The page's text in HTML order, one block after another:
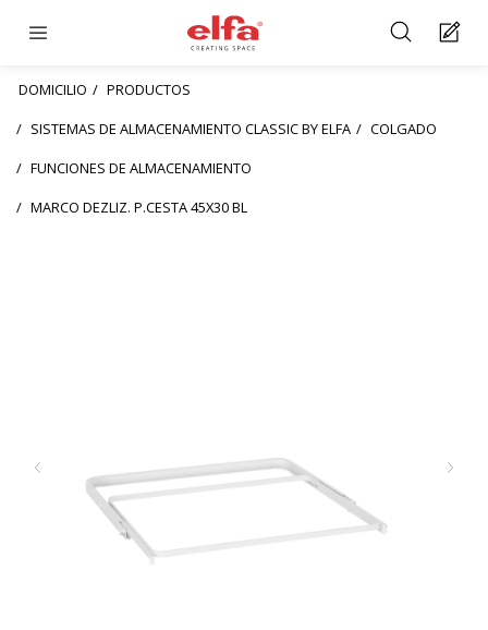
DOMICILIO
PRODUCTOS
SISTEMAS DE ALMACENAMIENTO CLASSIC BY ELFA
COLGADO
FUNCIONES DE ALMACENAMIENTO
MARCO DEZLIZ. P.CESTA 45X30 BL